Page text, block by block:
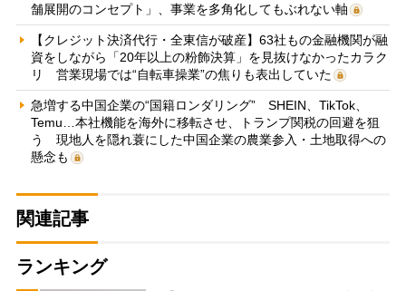
舗展開のコンセプト」、事業を多角化してもぶれない軸
【クレジット決済代行・全東信が破産】63社もの金融機関が融
資をしながら「20年以上の粉飾決算」を見抜けなかったカラク
リ 営業現場では“自転車操業”の焦りも表出していた
急増する中国企業の“国籍ロンダリング” SHEIN、TikTok、
Temu…本社機能を海外に移転させ、トランプ関税の回避を狙
う 現地人を隠れ蓑にした中国企業の農業参入・土地取得への
懸念も
関連記事
ランキング